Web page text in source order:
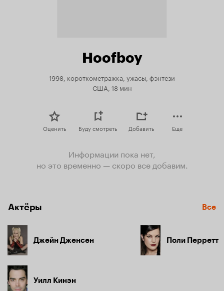
Hoofboy
1998, короткометражка, ужасы, фэнтези
США, 18 мин
Оценить Буду смотреть Добавить Еще
Информации пока нет,
но это временно — скоро все добавим.
Актёры Все
Джейн Дженсен
Уилл Кинэн
Поли Перретт